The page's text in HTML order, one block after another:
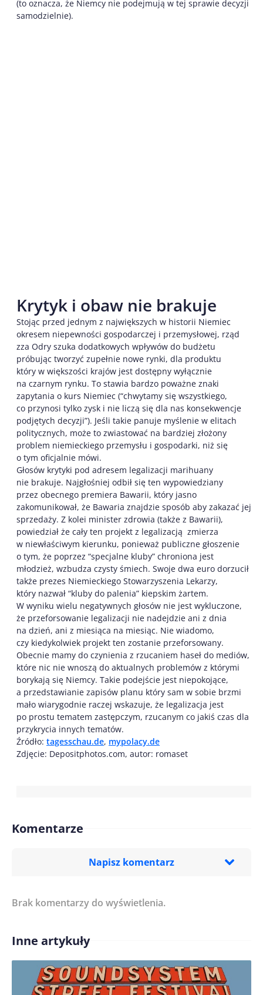
(to oznacza, że Niemcy nie podejmują w tej sprawie decyzji
samodzielnie).
Krytyk i obaw nie brakuje
Stojąc przed jednym z największych w historii Niemiec
okresem niepewności gospodarczej i przemysłowej, rząd
zza Odry szuka dodatkowych wpływów do budżetu
próbując tworzyć zupełnie nowe rynki, dla produktu
który w większości krajów jest dostępny wyłącznie
na czarnym rynku. To stawia bardzo poważne znaki
zapytania o kurs Niemiec (“chwytamy się wszystkiego,
co przynosi tylko zysk i nie liczą się dla nas konsekwencje
podjętych decyzji”). Jeśli takie panuje myślenie w elitach
politycznych, może to zwiastować na bardziej złożony
problem niemieckiego przemysłu i gospodarki, niż się
o tym oficjalnie mówi.
Głosów krytyki pod adresem legalizacji marihuany
nie brakuje. Najgłośniej odbił się ten wypowiedziany
przez obecnego premiera Bawarii, który jasno
zakomunikował, że Bawaria znajdzie sposób aby zakazać jej
sprzedaży. Z kolei minister zdrowia (także z Bawarii),
powiedział że cały ten projekt z legalizacją zmierza
w niewłaściwym kierunku, ponieważ publiczne głoszenie
o tym, że poprzez “specjalne kluby” chroniona jest
młodzież, wzbudza czysty śmiech. Swoje dwa euro dorzucił
także prezes Niemieckiego Stowarzyszenia Lekarzy,
który nazwał “kluby do palenia” kiepskim żartem.
W wyniku wielu negatywnych głosów nie jest wykluczone,
że przeforsowanie legalizacji nie nadejdzie ani z dnia
na dzień, ani z miesiąca na miesiąc. Nie wiadomo,
czy kiedykolwiek projekt ten zostanie przeforsowany.
Obecnie mamy do czynienia z rzucaniem haseł do mediów,
które nic nie wnoszą do aktualnych problemów z którymi
borykają się Niemcy. Takie podejście jest niepokojące,
a przedstawianie zapisów planu który sam w sobie brzmi
mało wiarygodnie raczej wskazuje, że legalizacja jest
po prostu tematem zastępczym, rzucanym co jakiś czas dla
przykrycia innych tematów.
Źródło: tagesschau.de, mypolacy.de
Zdjęcie: Depositphotos.com, autor: romaset
Komentarze
Napisz komentarz
Treść komentarza*
Imię/ Nick*
Brak komentarzy do wyświetlenia.
Inne artykuły